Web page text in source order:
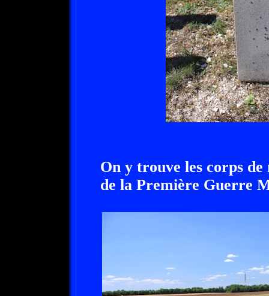
On y trouve les corps
de la Première Guerre